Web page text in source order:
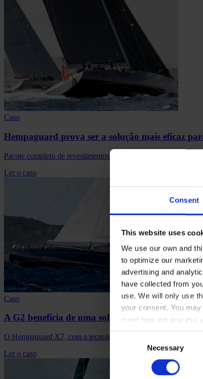
Consent
This website uses
We use our own and
to optimize our
advertising and
have collected from
use. We will only use
your consent. You
more how we process
Consent
Necessary
Caso
Hempaguard prova ser a solução mais eficaz
Pacote completo de revestimentos e serviços para o
Ler o caso
Caso
A G2 beneficia de uma solução completa de
O Hempaguard X7, com a tecnologia patenteada ActiGuard®,
Ler o caso